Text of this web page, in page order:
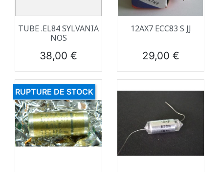
TUBE .EL84 SYLVANIA
NOS
Prix
38,00 €
12AX7 ECC83 S JJ
Prix
29,00 €
RUPTURE DE STOCK